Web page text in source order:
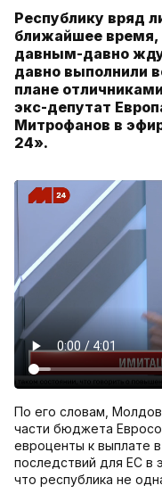
Республику вряд
ближайшее время,
давным-давно
давно выполнили
плане
экс-депутат
Митрофанов в
24».
По его словам,
части бюджета
евроценты к выплате
последствий для ЕС в
что республика не